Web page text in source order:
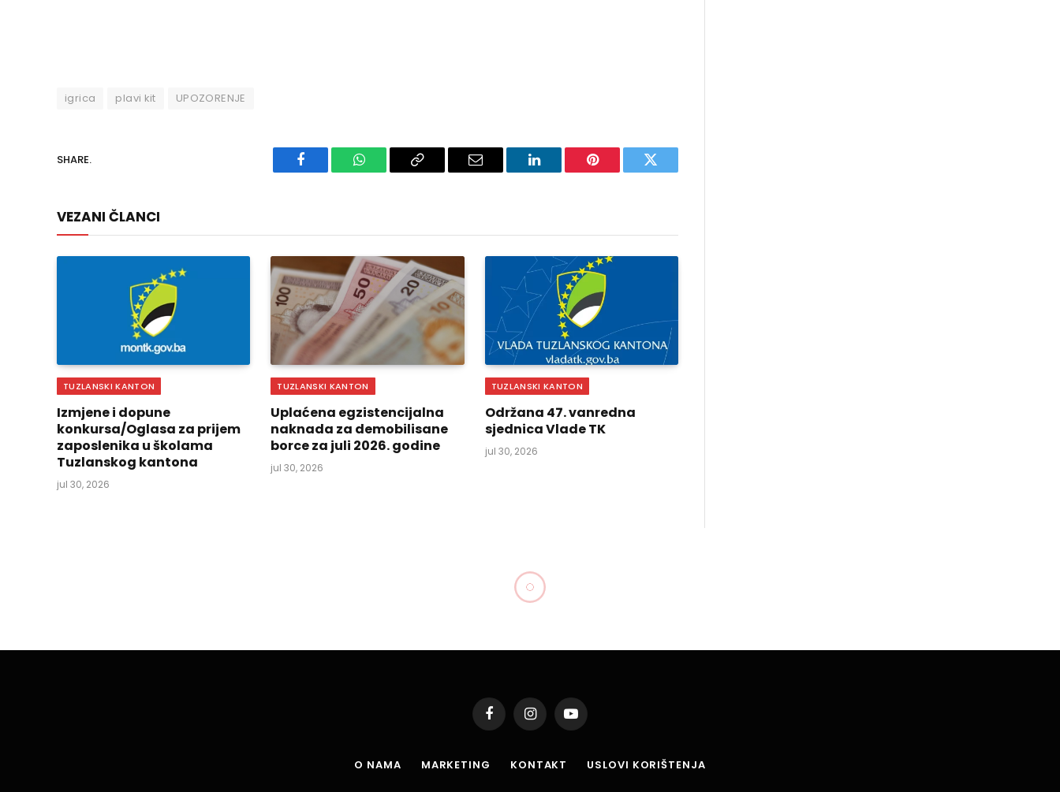
igrica plavi kit UPOZORENJE
SHARE.
Facebook WhatsAppCopy
Email LinkedIn Pinterest Twitter
VEZANI ČLANCI
TUZLANSKI KANTON
Izmjene i dopune
konkursa/Oglasa za prijem
zaposlenika u školama
Tuzlanskog kantona
jul 30, 2026
TUZLANSKI KANTON
Uplaćena egzistencijalna
naknada za demobilisane
borce za juli 2026. godine
jul 30, 2026
TUZLANSKI KANTON
Održana 47. vanredna
sjednica Vlade TK
jul 30, 2026
FacebookInstagramYouTube
O NAMA MARKETING KONTAKT USLOVI KORIŠTENJA